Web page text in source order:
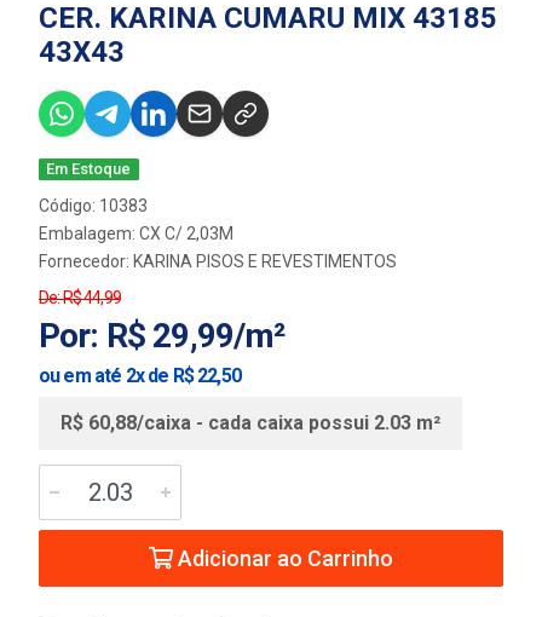
CER. KARINA CUMARU MIX 43185
43X43
Em Estoque
Código: 10383
Embalagem: CX C/ 2,03M
Fornecedor: KARINA PISOS E REVESTIMENTOS
De: R$ 44,99
Por: R$ 29,99/m²
ou em até 2x de R$ 22,50
R$ 60,88/caixa - cada caixa possui 2.03 m²
Adicionar ao Carrinho